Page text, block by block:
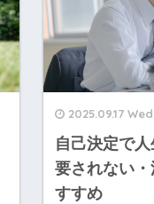
2025.09.17 Wed
自己決定で
要されない
すすめ